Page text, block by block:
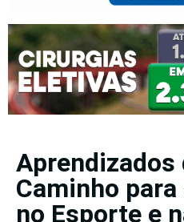
Aprendizados
Caminho
no Esporte e